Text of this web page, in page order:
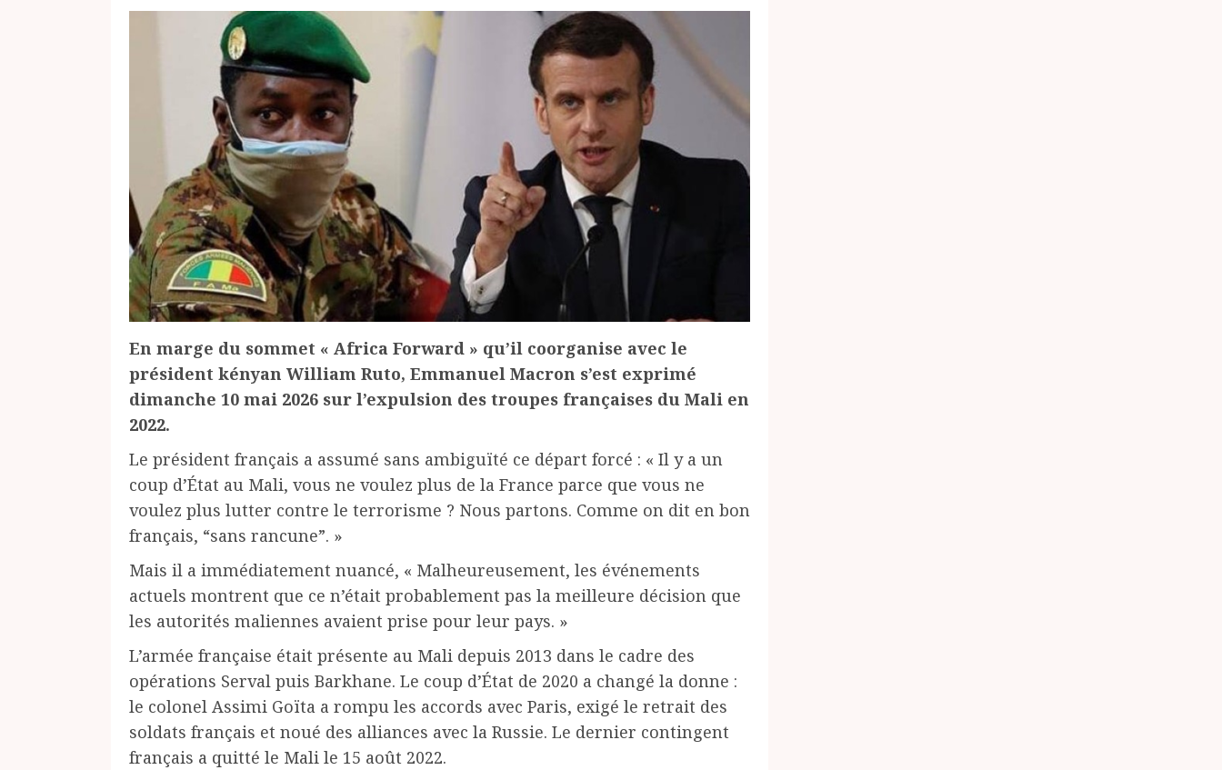
En marge du sommet « Africa Forward » qu’il coorganise avec le
président kényan William Ruto, Emmanuel Macron s’est exprimé
dimanche 10 mai 2026 sur l’expulsion des troupes françaises du Mali en
2022.
Le président français a assumé sans ambiguïté ce départ forcé : « Il y a un
coup d’État au Mali, vous ne voulez plus de la France parce que vous ne
voulez plus lutter contre le terrorisme ? Nous partons. Comme on dit en bon
français, “sans rancune”. »
Mais il a immédiatement nuancé, « Malheureusement, les événements
actuels montrent que ce n’était probablement pas la meilleure décision que
les autorités maliennes avaient prise pour leur pays. »
L’armée française était présente au Mali depuis 2013 dans le cadre des
opérations Serval puis Barkhane. Le coup d’État de 2020 a changé la donne :
le colonel Assimi Goïta a rompu les accords avec Paris, exigé le retrait des
soldats français et noué des alliances avec la Russie. Le dernier contingent
français a quitté le Mali le 15 août 2022.